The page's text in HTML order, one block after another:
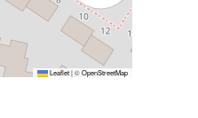
Leaflet|©OpenStreetMap